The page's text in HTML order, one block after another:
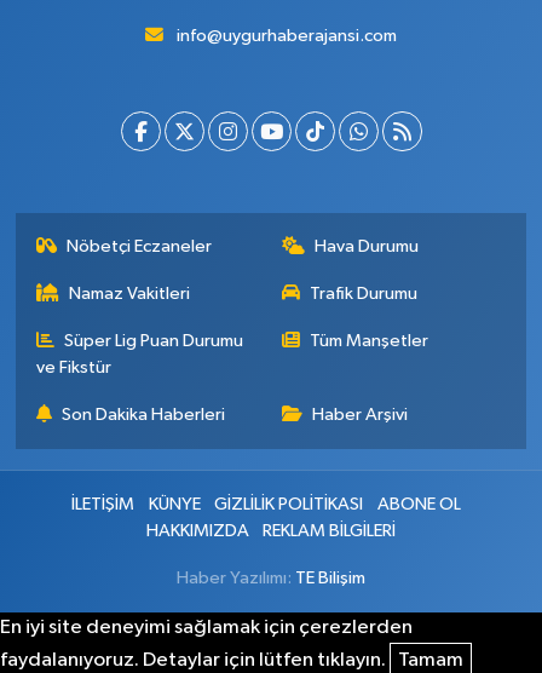
info@uygurhaberajansi.com
Nöbetçi Eczaneler Hava Durumu
Namaz Vakitleri Trafik Durumu
Süper Lig Puan Durumu
ve Fikstür
Tüm Manşetler
Son Dakika Haberleri Haber Arşivi
İLETİŞİM KÜNYE GİZLİLİK POLİTİKASI
ABONE OL
HAKKIMIZDA
REKLAM BİLGİLERİ
Haber Yazılımı: TE Bilişim
En iyi site deneyimi sağlamak için çerezlerden
faydalanıyoruz. Detaylar için lütfen tıklayın.
Tamam